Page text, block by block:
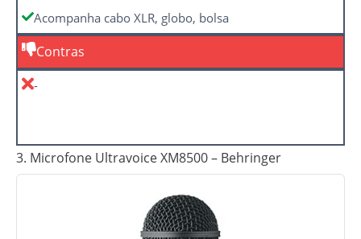
Acompanha cabo XLR, globo, bolsa
Contras
-
3. Microfone Ultravoice XM8500 – Behringer